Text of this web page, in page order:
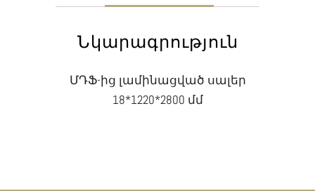
Նկարագրություն
ՄԴՖ-ից լամինացված սալեր
18*1220*2800 մմ